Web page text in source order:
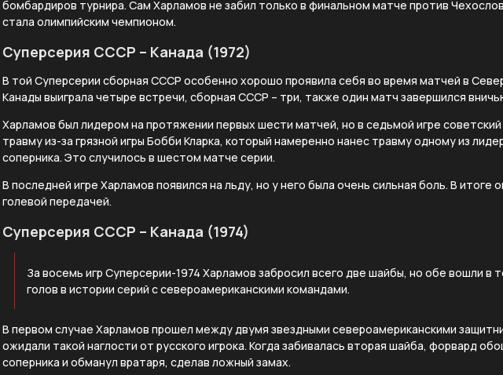
бомбардиров турнира. Сам Харламов не забил только в финальном матче против
стала олимпийским чемпионом.
Суперсерия СССР – Канада (1972)
В той Суперсерии сборная СССР особенно хорошо проявила себя во время матчей в
Канады выиграла четыре встречи, сборная СССР – три, также один матч завершился
Харламов был лидером на протяжении первых шести матчей, но в седьмой игре
травму из-за грязной игры Бобби Кларка, который намеренно нанес травму одному из
соперника. Это случилось в шестом матче серии.
В последней игре Харламов появился на льду, но у него была очень сильная боль. В итоге
голевой передачей.
Суперсерия СССР – Канада (1974)
За восемь игр Суперсерии-1974 Харламов забросил всего две шайбы, но обе вошли в
голов в истории серий с североамериканскими командами.
В первом случае Харламов прошел между двумя звездными североамериканскими
ожидали такой наглости от русского игрока. Когда забивалась вторая шайба, форвард
соперника и обманул вратаря, сделав ложный замах.